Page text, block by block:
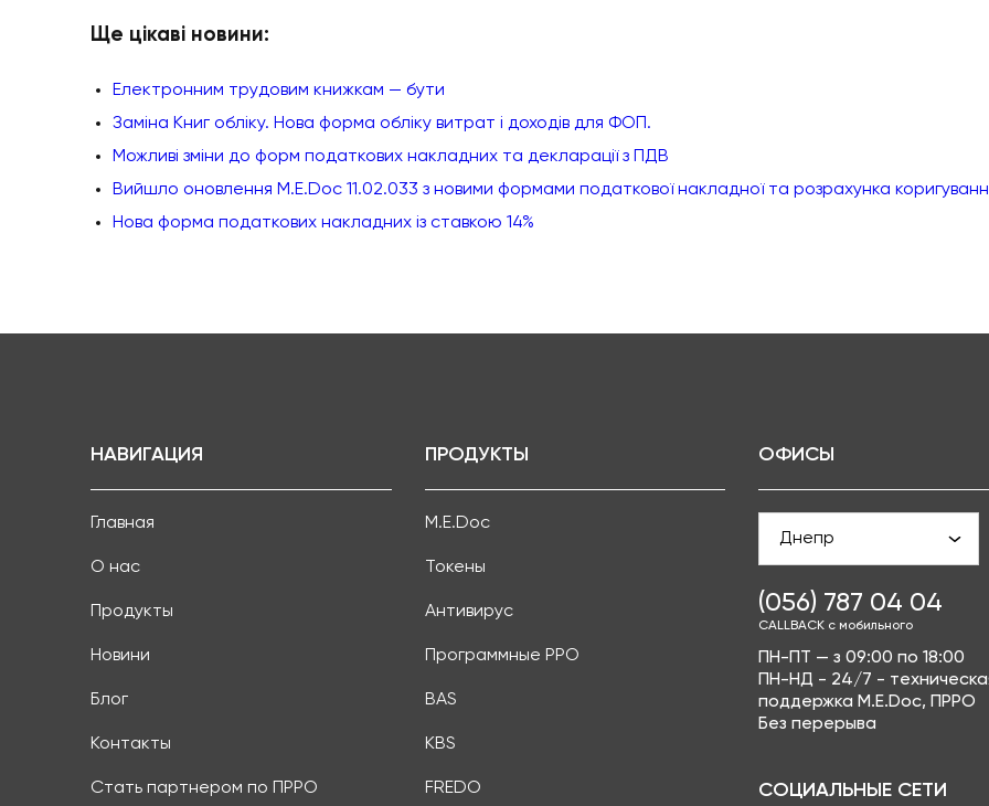
Ще цікаві новини:
Електронним трудовим книжкам — бути
Заміна Книг обліку. Нова форма обліку витрат і доходів для ФОП.
Можливі зміни до форм податкових накладних та декларації з ПДВ
Вийшло оновлення M.E.Doc 11.02.033 з новими формами податкової накладної та розрахунка
Нова форма податкових накладних із ставкою 14%
НАВИГАЦИЯ
Главная
О нас
Продукты
Новини
Блог
Контакты
Стать партнером по ПРРО
ПРОДУКТЫ
M.E.Doc
Токены
Антивирус
Программные РРО
BAS
KBS
FREDO
ОФИСЫ
Днепр
(056) 787 04 04
CALLBACK с мобильного
ПН-ПТ — з 09:00 по 18:00
ПН-НД - 24/7 -
поддержка M.E.Doc, ПРРО
Без перерыва
СОЦИАЛЬНЫЕ СЕТИ